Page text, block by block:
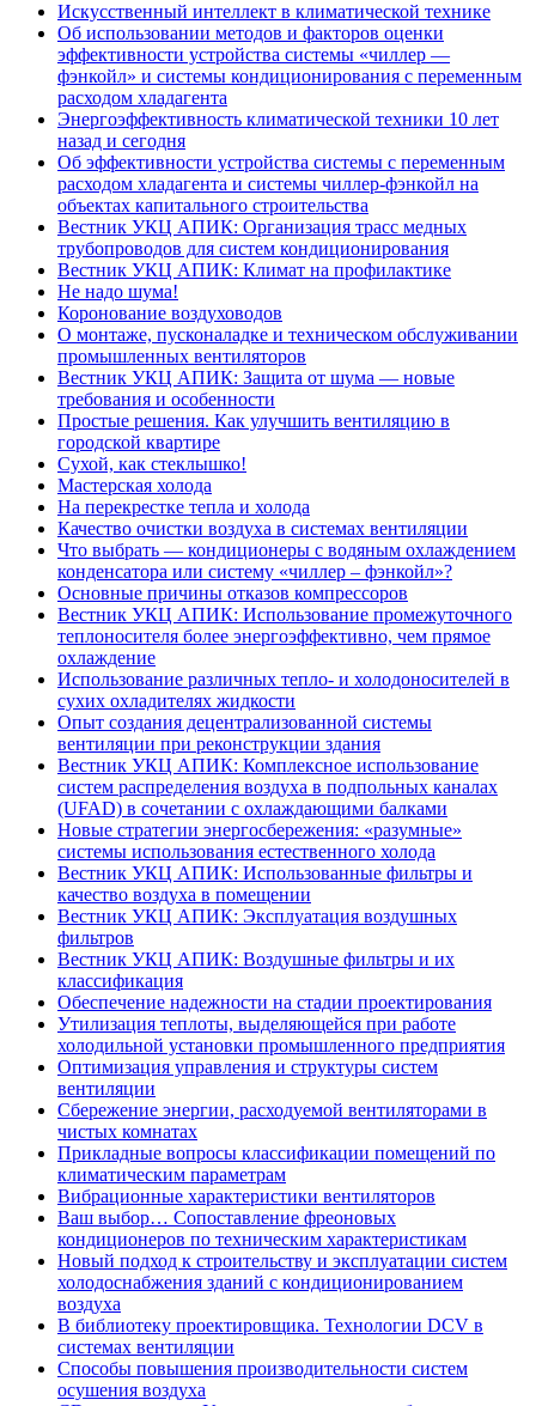
Искусственный интеллект в климатической технике
Об использовании методов и факторов оценки
эффективности устройства системы «чиллер —
фэнкойл» и системы кондиционирования с переменным
расходом хладагента
Энергоэффективность климатической техники 10 лет
назад и сегодня
Об эффективности устройства системы с переменным
расходом хладагента и системы чиллер-фэнкойл на
объектах капитального строительства
Вестник УКЦ АПИК: Организация трасс медных
трубопроводов для систем кондиционирования
Вестник УКЦ АПИК: Климат на профилактике
Не надо шума!
Коронование воздуховодов
О монтаже, пусконаладке и техническом обслуживании
промышленных вентиляторов
Вестник УКЦ АПИК: Защита от шума — новые
требования и особенности
Простые решения. Как улучшить вентиляцию в
городской квартире
Сухой, как стеклышко!
Мастерская холода
На перекрестке тепла и холода
Качество очистки воздуха в системах вентиляции
Что выбрать — кондиционеры с водяным охлаждением
конденсатора или систему «чиллер – фэнкойл»?
Основные причины отказов компрессоров
Вестник УКЦ АПИК: Использование промежуточного
теплоносителя более энергоэффективно, чем прямое
охлаждение
Использование различных тепло- и холодоносителей в
сухих охладителях жидкости
Опыт создания децентрализованной системы
вентиляции при реконструкции здания
Вестник УКЦ АПИК: Комплексное использование
систем распределения воздуха в подпольных каналах
(UFAD) в сочетании с охлаждающими балками
Новые стратегии энергосбережения: «разумные»
системы использования естественного холода
Вестник УКЦ АПИК: Использованные фильтры и
качество воздуха в помещении
Вестник УКЦ АПИК: Эксплуатация воздушных
фильтров
Вестник УКЦ АПИК: Воздушные фильтры и их
классификация
Обеспечение надежности на стадии проектирования
Утилизация теплоты, выделяющейся при работе
холодильной установки промышленного предприятия
Оптимизация управления и структуры систем
вентиляции
Сбережение энергии, расходуемой вентиляторами в
чистых комнатах
Прикладные вопросы классификации помещений по
климатическим параметрам
Вибрационные характеристики вентиляторов
Ваш выбор… Сопоставление фреоновых
кондиционеров по техническим характеристикам
Новый подход к строительству и эксплуатации систем
холодоснабжения зданий с кондиционированием
воздуха
В библиотеку проектировщика. Технологии DCV в
системах вентиляции
Способы повышения производительности систем
осушения воздуха